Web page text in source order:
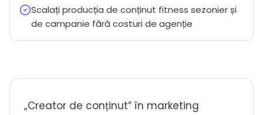
Scalați producția de conținut fitness sezonier și
de campanie fără costuri de agenție
„Creator de conținut” în marketing